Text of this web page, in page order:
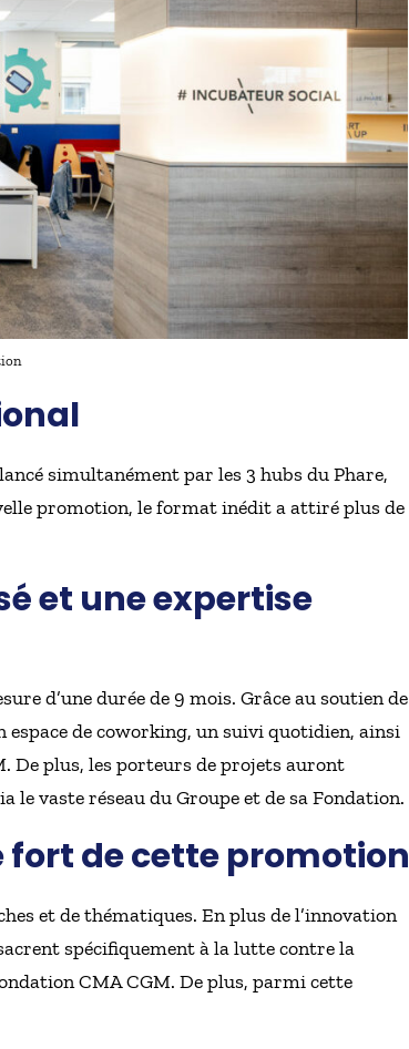
simultanément par les 3 hubs du Phare,
promotion, le format inédit a attiré plus de
et une expertise
d’une durée de 9 mois. Grâce au soutien de
espace de coworking, un suivi quotidien, ainsi
De plus, les porteurs de projets auront
le vaste réseau du Groupe et de sa Fondation.
fort de cette promotion
et de thématiques. En plus de l’innovation
spécifiquement à la lutte contre la
CMA CGM. De plus, parmi cette